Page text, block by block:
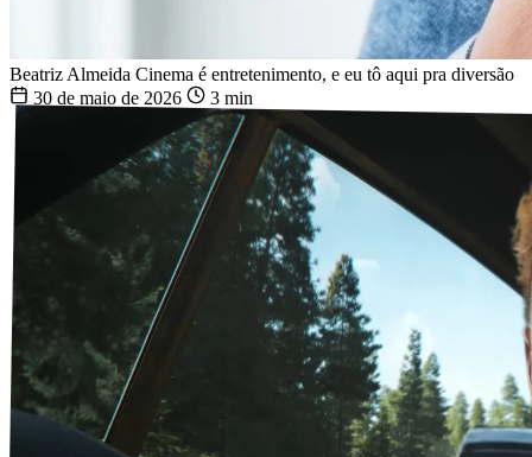
Beatriz Almeida Cinema é entretenimento, e eu tô aqui pra diversão
30 de maio de 2026
3 min